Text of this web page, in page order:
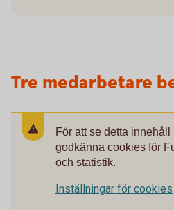
Tre medarbetare
För att se detta
godkänna cookies för
och statistik.
Inställningar för cookies